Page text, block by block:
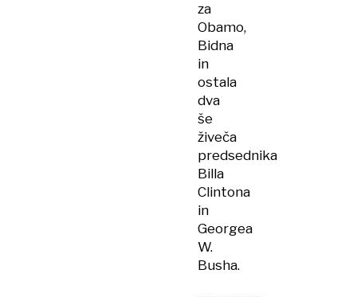
za
Obamo,
Bidna
in
ostala
dva
še
živeča
predsednika
Billa
Clintona
in
Georgea
W.
Busha.